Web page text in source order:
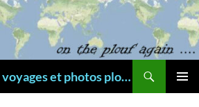
On the plouf again : voyages et photos plongée